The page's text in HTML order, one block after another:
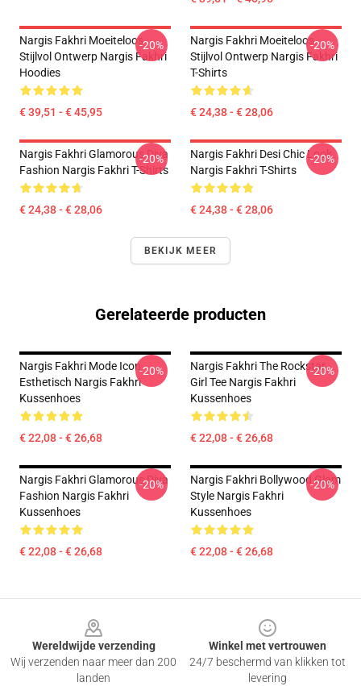
Nargis Fakhri Moeiteloos
Stijlvol Ontwerp Nargis Fakhri
Hoodies
€ 39,51 - € 45,95
-20%
Nargis Fakhri Moeiteloos
Stijlvol Ontwerp Nargis Fakhri
T-Shirts
€ 24,38 - € 28,06
-20%
Nargis Fakhri Glamorous Diva
Fashion Nargis Fakhri T-Shirts
€ 24,38 - € 28,06
-20%
Nargis Fakhri Desi Chic Look
Nargis Fakhri T-Shirts
€ 24,38 - € 28,06
-20%
BEKIJK MEER
Gerelateerde producten
Nargis Fakhri Mode Icon
Esthetisch Nargis Fakhri
Kussenhoes
€ 22,08 - € 26,68
-20%
Nargis Fakhri The Rockstar
Girl Tee Nargis Fakhri
Kussenhoes
€ 22,08 - € 26,68
-20%
Nargis Fakhri Glamorous Diva
Fashion Nargis Fakhri
Kussenhoes
€ 22,08 - € 26,68
-20%
Nargis Fakhri Bollywood Glam
Style Nargis Fakhri
Kussenhoes
€ 22,08 - € 26,68
-20%
Wereldwijde verzending
Wij verzenden naar meer dan 200
landen
Winkel met vertrouwen
24/7 beschermd van klikken tot
levering